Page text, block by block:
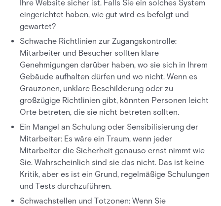
Ihre Website sicher ist. Falls Sie ein solches System
eingerichtet haben, wie gut wird es befolgt und
gewartet?
Schwache Richtlinien zur Zugangskontrolle:
Mitarbeiter und Besucher sollten klare
Genehmigungen darüber haben, wo sie sich in Ihrem
Gebäude aufhalten dürfen und wo nicht. Wenn es
Grauzonen, unklare Beschilderung oder zu
großzügige Richtlinien gibt, könnten Personen leicht
Orte betreten, die sie nicht betreten sollten.
Ein Mangel an Schulung oder Sensibilisierung der
Mitarbeiter: Es wäre ein Traum, wenn jeder
Mitarbeiter die Sicherheit genauso ernst nimmt wie
Sie. Wahrscheinlich sind sie das nicht. Das ist keine
Kritik, aber es ist ein Grund, regelmäßige Schulungen
und Tests durchzuführen.
Schwachstellen und Totzonen: Wenn Sie